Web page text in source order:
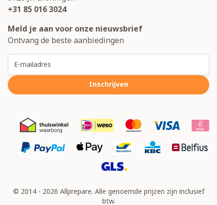
+31 85 016 3024
Meld je aan voor onze nieuwsbrief
Ontvang de beste aanbiedingen
Inschrijven
© 2014 - 2026 Allprepare. Alle genoemde prijzen zijn inclusief
btw.